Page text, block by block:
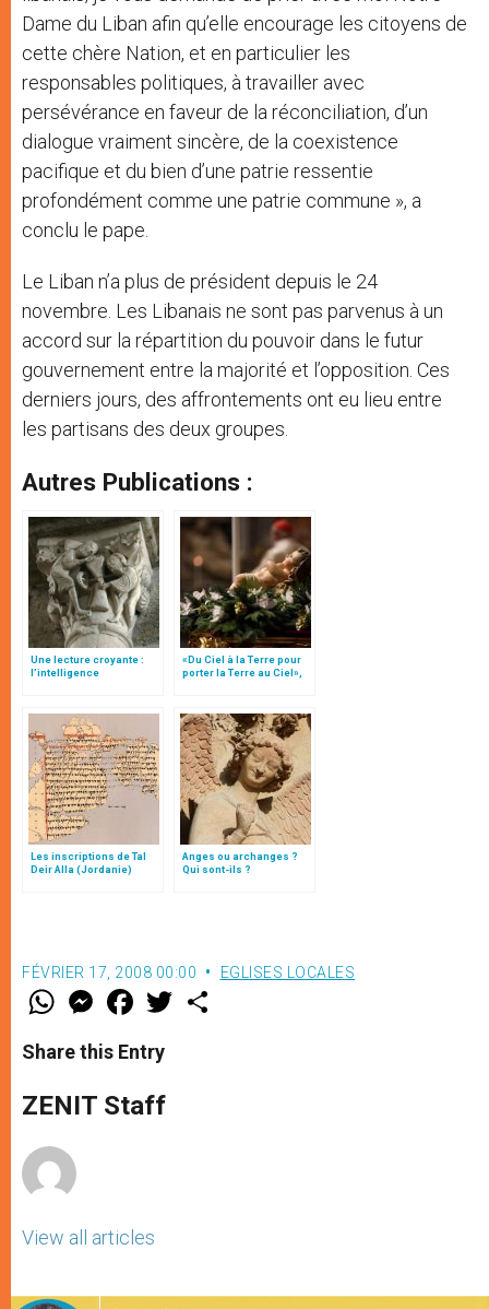
Dame du Liban afin qu’elle encourage les citoyens de
cette chère Nation, et en particulier les
responsables politiques, à travailler avec
persévérance en faveur de la réconciliation, d’un
dialogue vraiment sincère, de la coexistence
pacifique et du bien d’une patrie ressentie
profondément comme une patrie commune », a
conclu le pape.
Le Liban n’a plus de président depuis le 24
novembre. Les Libanais ne sont pas parvenus à un
accord sur la répartition du pouvoir dans le futur
gouvernement entre la majorité et l’opposition. Ces
derniers jours, des affrontements ont eu lieu entre
les partisans des deux groupes.
Autres Publications :
Une lecture croyante :
l’intelligence
«Du Ciel à la Terre pour
porter la Terre au Ciel»,
Les inscriptions de Tal
Deir Alla (Jordanie)
Anges ou archanges ?
Qui sont-ils ?
FÉVRIER 17, 2008 00:00 EGLISES LOCALES
W
t
s
p
p
M
e
s
e
g
e
F
a
e
b
o
k
w
Share this Entry
ZENIT Staff
View all articles